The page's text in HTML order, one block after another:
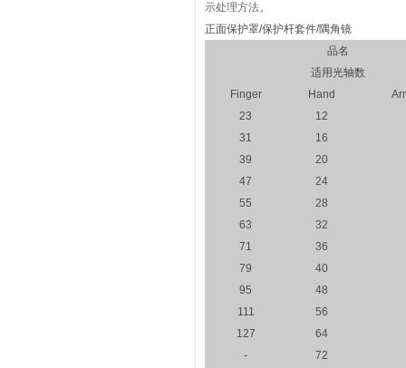
示处理方法。
正面保护罩/保护杆套件/隅角镜
品名
适用光轴数
Finger
Hand
23
12
31
16
39
20
47
24
55
28
63
32
71
36
79
40
95
48
111
56
127
64
-
72